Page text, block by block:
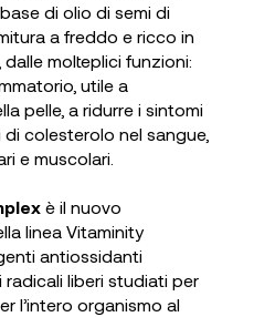
di olio di semi di
a freddo e ricco in
molteplici funzioni:
utile a
pelle, a ridurre i sintomi
colesterolo nel sangue,
e muscolari.
è il nuovo
linea Vitaminity
antiossidanti
liberi studiati per
l’intero organismo al